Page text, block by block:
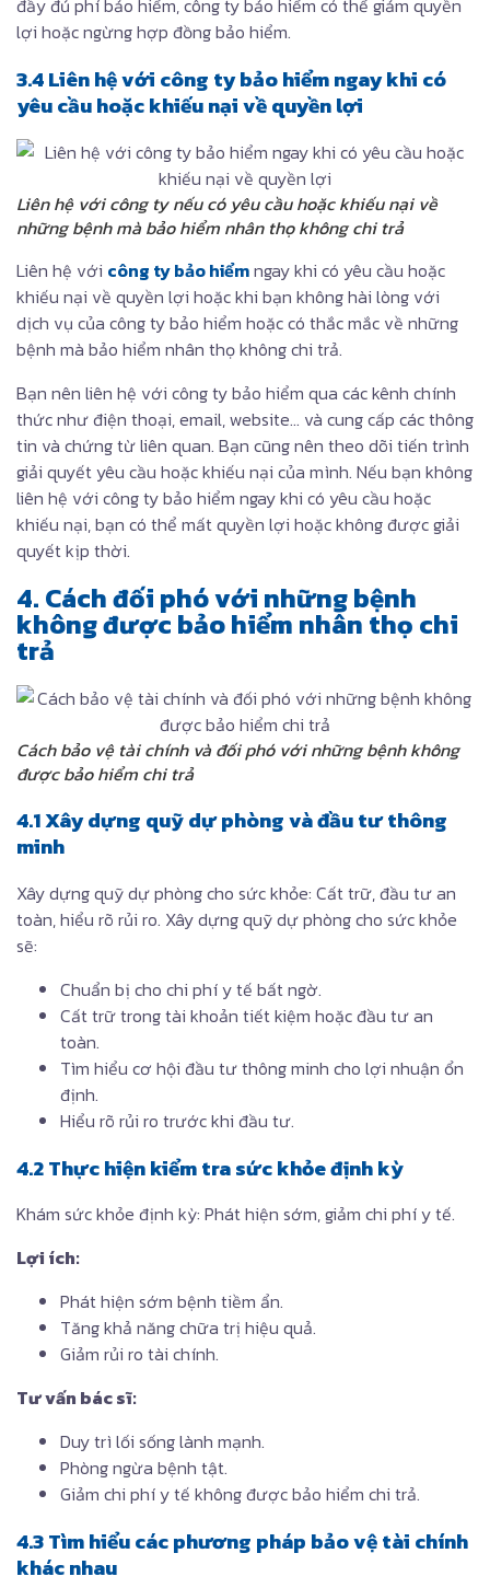
đầy đủ phí bảo hiểm, công ty bảo hiểm có thể giảm quyền
lợi hoặc ngừng hợp đồng bảo hiểm.
3.4 Liên hệ với công ty bảo hiểm ngay khi có
yêu cầu hoặc khiếu nại về quyền lợi
Liên hệ với công ty nếu có yêu cầu hoặc khiếu nại về
những bệnh mà bảo hiểm nhân thọ không chi trả
Liên hệ với công ty bảo hiểmngay khi có yêu cầu hoặc
khiếu nại về quyền lợi hoặc khi bạn không hài lòng với
dịch vụ của công ty bảo hiểm hoặc có thắc mắc về những
bệnh mà bảo hiểm nhân thọ không chi trả.
Bạn nên liên hệ với công ty bảo hiểm qua các kênh chính
thức như điện thoại, email, website… và cung cấp các thông
tin và chứng từ liên quan. Bạn cũng nên theo dõi tiến trình
giải quyết yêu cầu hoặc khiếu nại của mình. Nếu bạn không
liên hệ với công ty bảo hiểm ngay khi có yêu cầu hoặc
khiếu nại, bạn có thể mất quyền lợi hoặc không được giải
quyết kịp thời.
4. Cách đối phó với những bệnh
không được bảo hiểm nhân thọ chi
trả
Cách bảo vệ tài chính và đối phó với những bệnh không
được bảo hiểm chi trả
4.1 Xây dựng quỹ dự phòng và đầu tư thông
minh
Xây dựng quỹ dự phòng cho sức khỏe: Cất trữ, đầu tư an
toàn, hiểu rõ rủi ro. Xây dựng quỹ dự phòng cho sức khỏe
sẽ:
Chuẩn bị cho chi phí y tế bất ngờ.
Cất trữ trong tài khoản tiết kiệm hoặc đầu tư an
toàn.
Tìm hiểu cơ hội đầu tư thông minh cho lợi nhuận ổn
định.
Hiểu rõ rủi ro trước khi đầu tư.
4.2 Thực hiện kiểm tra sức khỏe định kỳ
Khám sức khỏe định kỳ: Phát hiện sớm, giảm chi phí y tế.
Lợi ích:
Phát hiện sớm bệnh tiềm ẩn.
Tăng khả năng chữa trị hiệu quả.
Giảm rủi ro tài chính.
Tư vấn bác sĩ:
Duy trì lối sống lành mạnh.
Phòng ngừa bệnh tật.
Giảm chi phí y tế không được bảo hiểm chi trả.
4.3 Tìm hiểu các phương pháp bảo vệ tài chính
khác nhau